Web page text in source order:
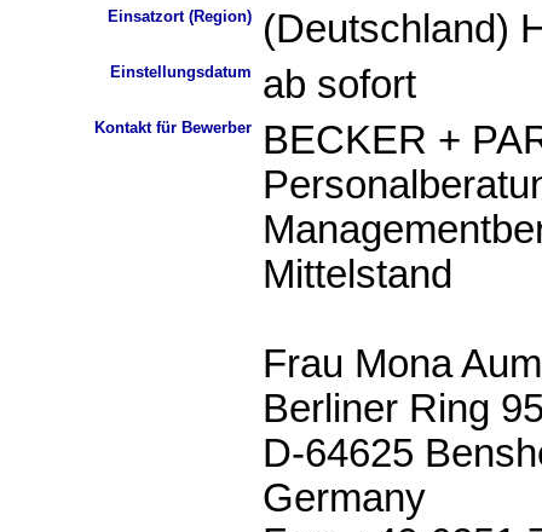
Einsatzort (Region) (Deutschland)
Einstellungsdatum ab sofort
Kontakt für Bewerber
BECKER +
Mittelstand
Frau Mona
Berliner Ring
D-64625
Germany